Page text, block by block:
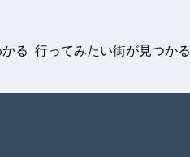
る 行ってみたい街が見つかる